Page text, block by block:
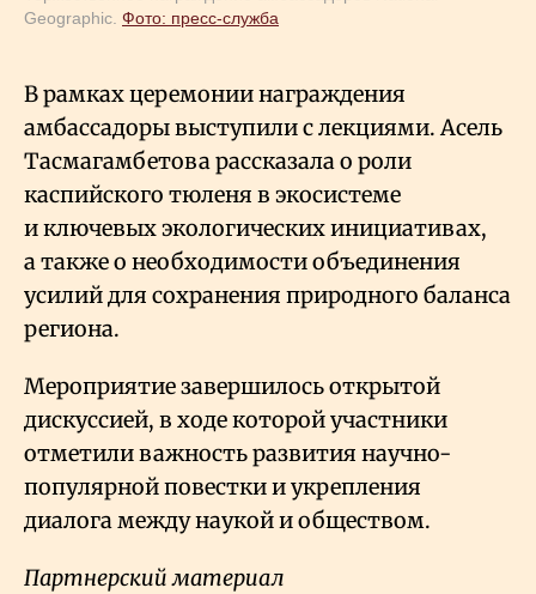
Geographic. Фото: пресс-служба
В рамках церемонии награждения
амбассадоры выступили с лекциями. Асель
Тасмагамбетова рассказала о роли
каспийского тюленя в экосистеме
и ключевых экологических инициативах,
а также о необходимости объединения
усилий для сохранения природного баланса
региона.
Мероприятие завершилось открытой
дискуссией, в ходе которой участники
отметили важность развития научно-
популярной повестки и укрепления
диалога между наукой и обществом.
Партнерский материал